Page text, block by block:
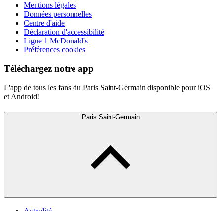
Mentions légales
Données personnelles
Centre d'aide
Déclaration d'accessibilité
Ligue 1 McDonald's
Préférences cookies
Téléchargez notre app
L'app de tous les fans du Paris Saint-Germain disponible pour iOS
et Android!
Paris Saint-Germain